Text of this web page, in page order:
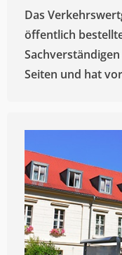
Das
öffentlich
Seiten und hat